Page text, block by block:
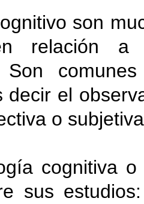
son
relación
Son
decir el
o
cognitiva
sus